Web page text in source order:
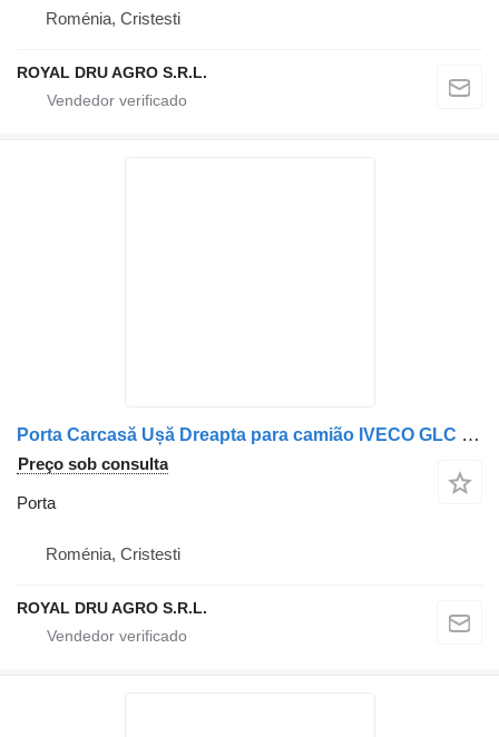
Roménia, Cristesti
ROYAL DRU AGRO S.R.L.
Porta Carcasă Ușă Dreapta para camião IVECO GLC 450
Preço sob consulta
Porta
Roménia, Cristesti
ROYAL DRU AGRO S.R.L.